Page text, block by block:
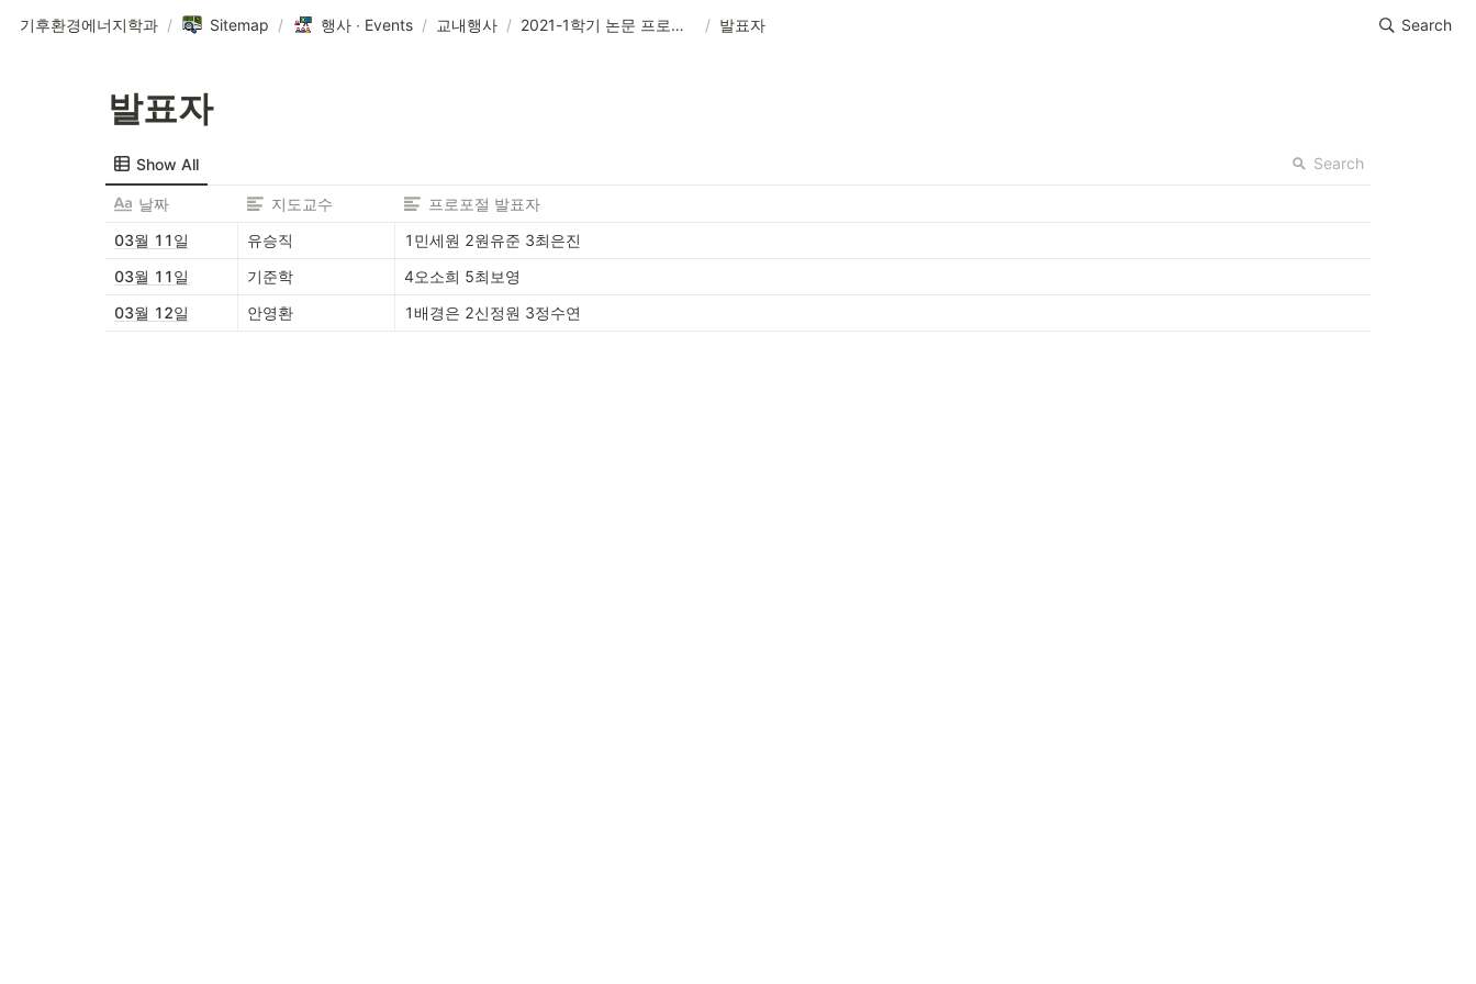
기후환경에너지학과 / Sitemap / 행사 ∙ Events / 교내행사 / 2021-1학기 논문 프로포절 심사 / 발표자 Search
발표자
Show All Search
날짜 지도교수
프로포절 발표자
03월 11일
유승직
1민세원 2원유준 3최은진
03월 11일
기준학
4오소희 5최보영
03월 12일
안영환 1배경은 2신정원 3정수연